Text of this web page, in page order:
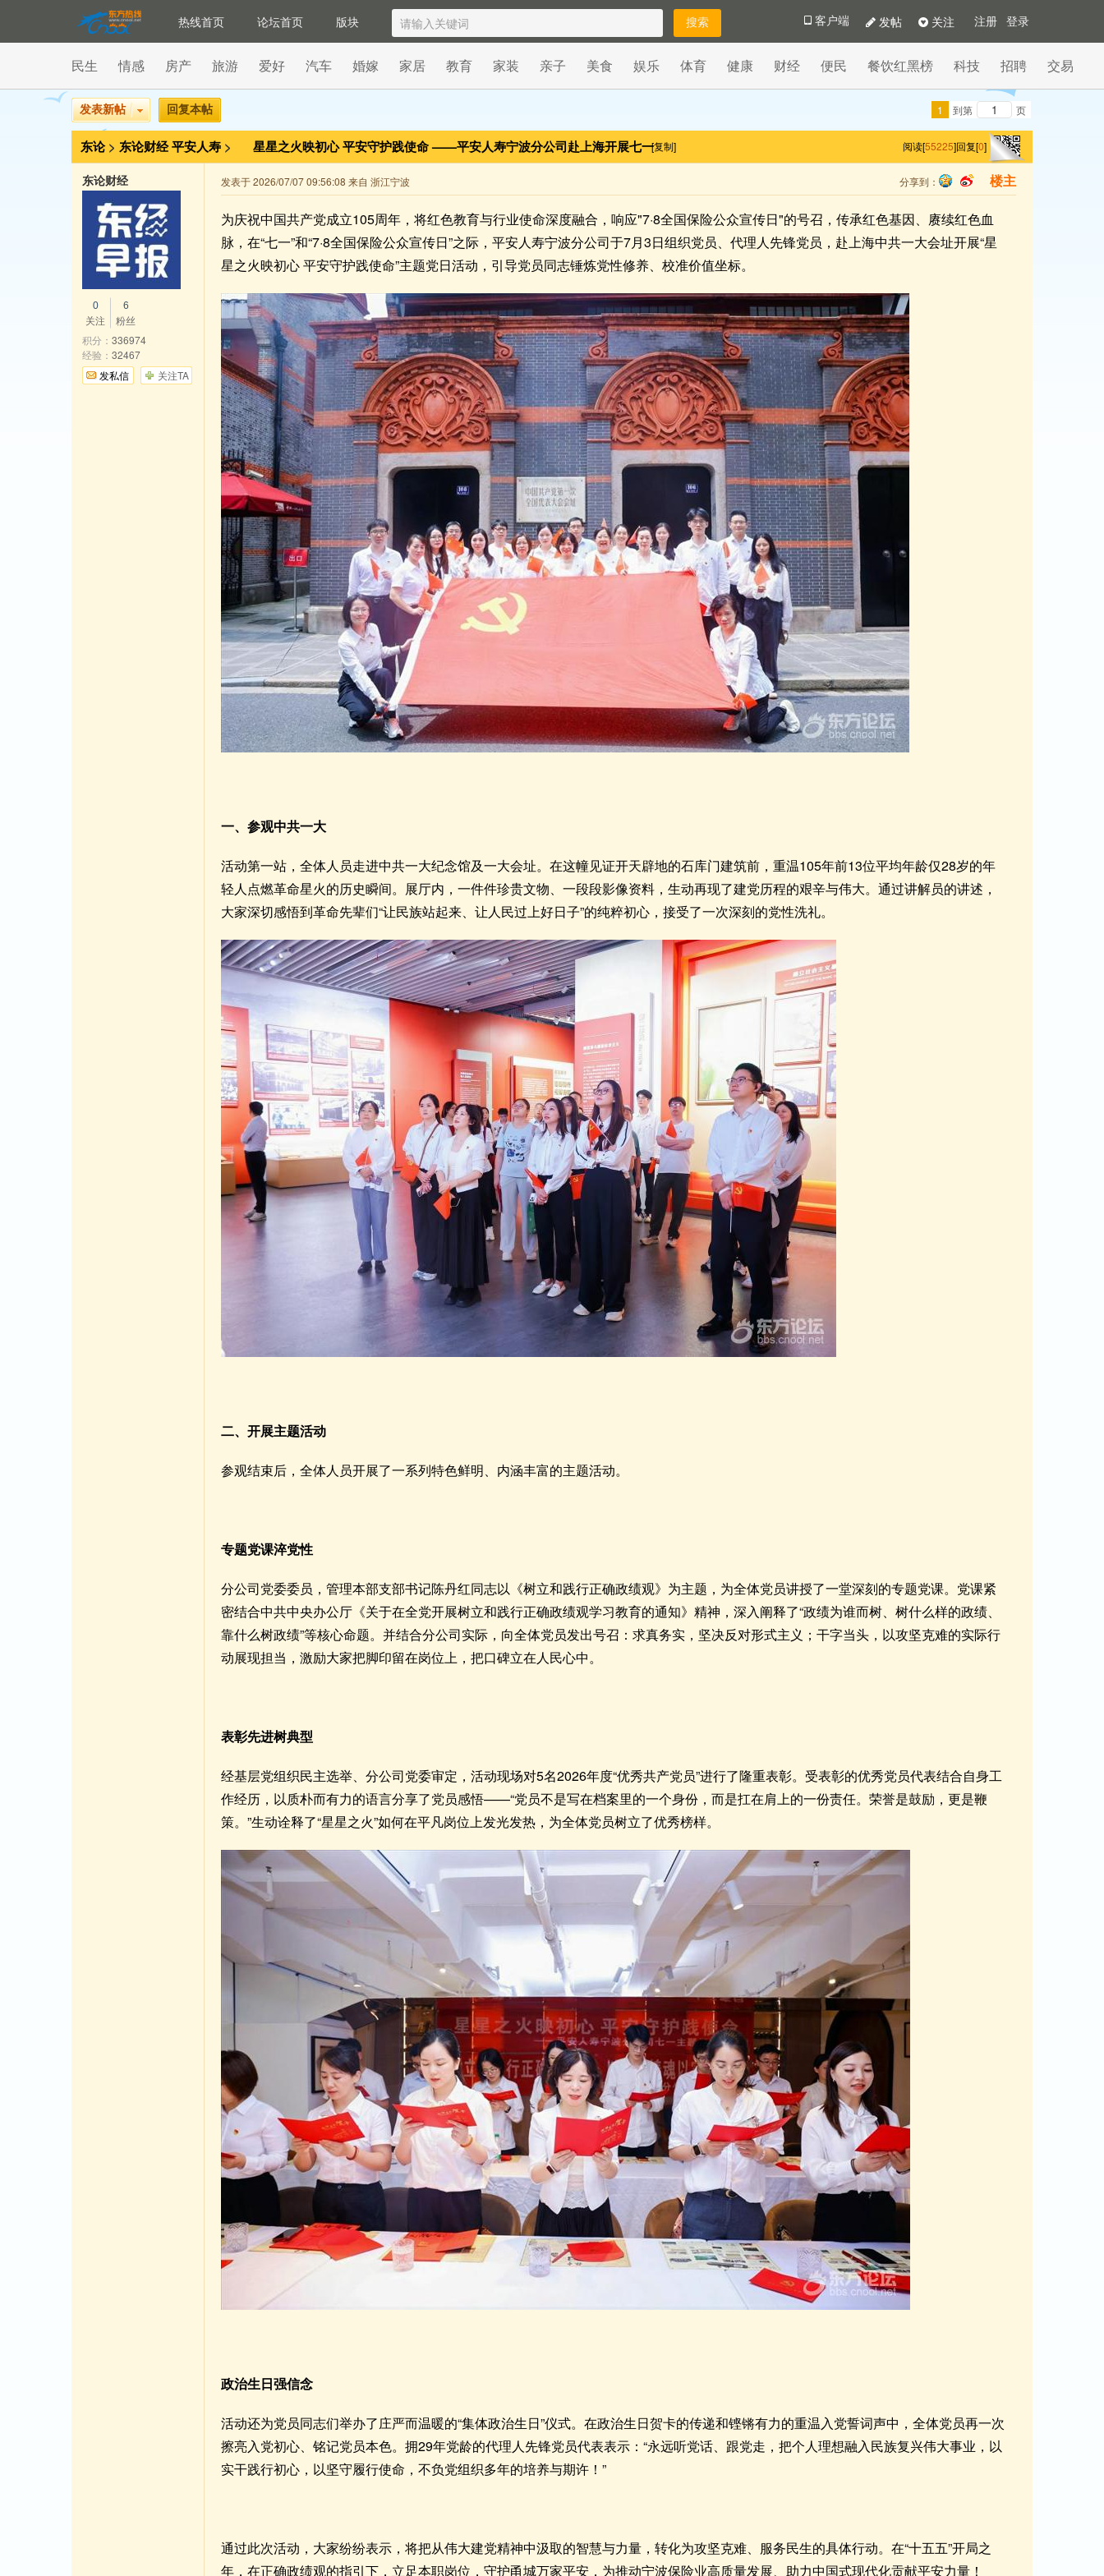
热线首页 论坛首页 版块 注册 登录
关注
发帖
客户端
民生 情感 房产 旅游 爱好 汽车 婚嫁 家居 教育 家装 亲子 美食 娱乐 体育 健康 财经 便民 餐饮红黑榜 科技 招聘 交易
发表新帖 回复本帖 1 到第 页
东论 > 东论财经平安人寿 >
星星之火映初心 平安守护践使命 ——平安人寿宁波分公司赴上海开展七一
主题党日活动
[复制] 阅读[55225]回复[0]
发表于 2026/07/07 09:56:08 来自 浙江宁波 楼主
分享到：
qq
sina
为庆祝中国共产党成立105周年，将红色教育与行业使命深度融合，响应"7·8全国保险公众宣传日"的号召，传承红色基因、赓续红色血
脉，在“七一”和“7·8全国保险公众宣传日”之际，平安人寿宁波分公司于7月3日组织党员、代理人先锋党员，赴上海中共一大会址开展“星
星之火映初心 平安守护践使命”主题党日活动，引导党员同志锤炼党性修养、校准价值坐标。
一、参观中共一大
活动第一站，全体人员走进中共一大纪念馆及一大会址。在这幢见证开天辟地的石库门建筑前，重温105年前13位平均年龄仅28岁的年
轻人点燃革命星火的历史瞬间。展厅内，一件件珍贵文物、一段段影像资料，生动再现了建党历程的艰辛与伟大。通过讲解员的讲述，
大家深切感悟到革命先辈们“让民族站起来、让人民过上好日子”的纯粹初心，接受了一次深刻的党性洗礼。
二、开展主题活动
参观结束后，全体人员开展了一系列特色鲜明、内涵丰富的主题活动。
专题党课淬党性
分公司党委委员，管理本部支部书记陈丹红同志以《树立和践行正确政绩观》为主题，为全体党员讲授了一堂深刻的专题党课。党课紧
密结合中共中央办公厅《关于在全党开展树立和践行正确政绩观学习教育的通知》精神，深入阐释了“政绩为谁而树、树什么样的政绩、
靠什么树政绩”等核心命题。并结合分公司实际，向全体党员发出号召：求真务实，坚决反对形式主义；干字当头，以攻坚克难的实际行
动展现担当，激励大家把脚印留在岗位上，把口碑立在人民心中。
表彰先进树典型
经基层党组织民主选举、分公司党委审定，活动现场对5名2026年度“优秀共产党员”进行了隆重表彰。受表彰的优秀党员代表结合自身工
作经历，以质朴而有力的语言分享了党员感悟——“党员不是写在档案里的一个身份，而是扛在肩上的一份责任。荣誉是鼓励，更是鞭
策。”生动诠释了“星星之火”如何在平凡岗位上发光发热，为全体党员树立了优秀榜样。
政治生日强信念
活动还为党员同志们举办了庄严而温暖的“集体政治生日”仪式。在政治生日贺卡的传递和铿锵有力的重温入党誓词声中，全体党员再一次
擦亮入党初心、铭记党员本色。拥29年党龄的代理人先锋党员代表表示：“永远听党话、跟党走，把个人理想融入民族复兴伟大事业，以
实干践行初心，以坚守履行使命，不负党组织多年的培养与期许！”
通过此次活动，大家纷纷表示，将把从伟大建党精神中汲取的智慧与力量，转化为攻坚克难、服务民生的具体行动。在“十五五”开局之
年，在正确政绩观的指引下，立足本职岗位，守护甬城万家平安，为推动宁波保险业高质量发展、助力中国式现代化贡献平安力量！
东论财经
0
关注
6
粉丝
积分： 336974
经验： 32467
发私信
关注TA